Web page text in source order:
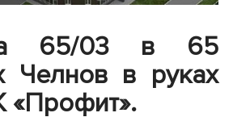
65/03 в 65
Челнов в руках
«Профит».